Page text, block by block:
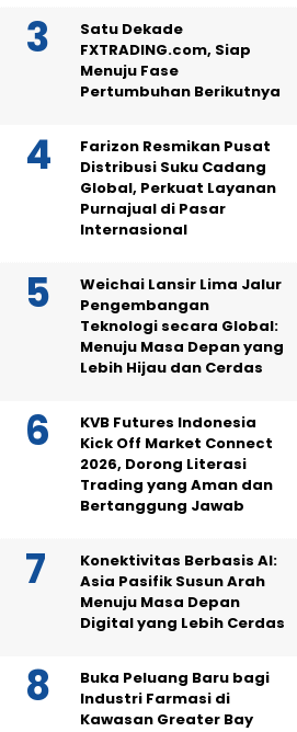
Satu Dekade
FXTRADING.com, Siap
Menuju Fase
Pertumbuhan Berikutnya
Farizon Resmikan Pusat
Distribusi Suku Cadang
Global, Perkuat Layanan
Purnajual di Pasar
Internasional
Weichai Lansir Lima Jalur
Pengembangan
Teknologi secara Global:
Menuju Masa Depan yang
Lebih Hijau dan Cerdas
KVB Futures Indonesia
Kick Off Market Connect
2026, Dorong Literasi
Trading yang Aman dan
Bertanggung Jawab
Konektivitas Berbasis AI:
Asia Pasifik Susun Arah
Menuju Masa Depan
Digital yang Lebih Cerdas
Buka Peluang Baru bagi
Industri Farmasi di
Kawasan Greater Bay